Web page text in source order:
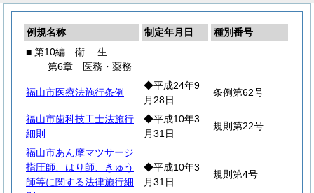
例規名称 制定年月日
種別番号
■ 第10編 衛 生
第6章 医務・薬務
福山市医療法施行条例
◆平成24年9
月28日
条例第62号
福山市歯科技工士法施行
細則
◆平成10年3
月31日
規則第22号
福山市あん摩マツサージ
指圧師、はり師、きゅう
師等に関する法律施行細
◆平成10年3
月31日
規則第4号